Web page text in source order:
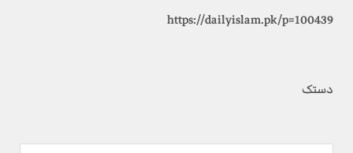
https://dailyislam.pk/p=100439
دستک